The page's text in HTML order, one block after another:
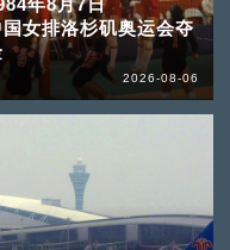
年8月7日
女排洛杉矶奥运会夺
2026-08-06